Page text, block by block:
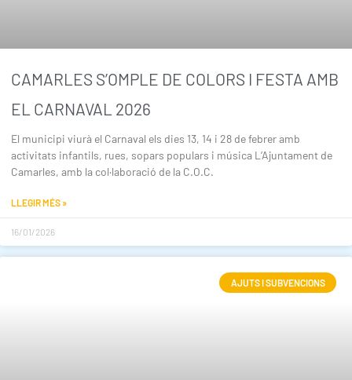
CAMARLES S’OMPLE DE COLORS I FESTA AMB
EL CARNAVAL 2026
El municipi viurà el Carnaval els dies 13, 14 i 28 de febrer amb
activitats infantils, rues, sopars populars i música L’Ajuntament de
Camarles, amb la col·laboració de la C.O.C.
LLEGIR MÉS »
16/01/2026
AJUTS I SUBVENCIONS